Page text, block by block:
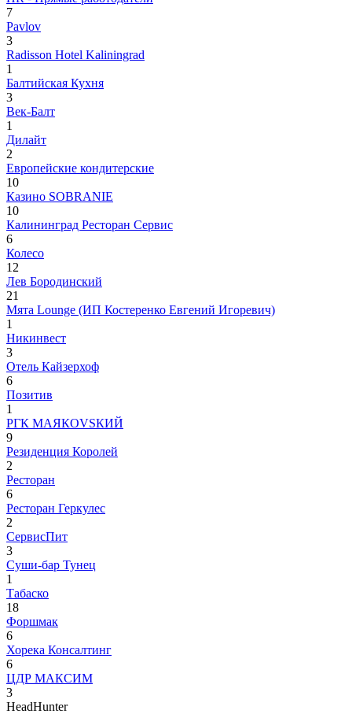
7
Pavlov
3
Radisson Hotel Kaliningrad
1
Балтийская Кухня
3
Век-Балт
1
Дилайт
2
Европейские кондитерские
10
Казино SOBRANIE
10
Калининград Ресторан Сервис
6
Колесо
12
Лев Бородинский
21
Мята Lounge (ИП Костеренко Евгений Игоревич)
1
Никинвест
3
Отель Кайзерхоф
6
Позитив
1
РГК МАЯКОVSКИЙ
9
Резиденция Королей
2
Ресторан
6
Ресторан Геркулес
2
СервисПит
3
Суши-бар Тунец
1
Табаско
18
Форшмак
6
Хорека Консалтинг
6
ЦДР МАКСИМ
3
HeadHunter